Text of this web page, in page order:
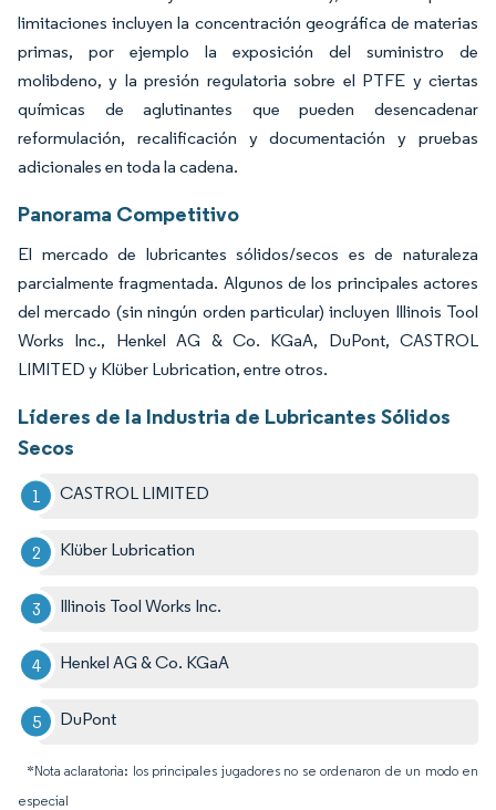
limitaciones incluyen la concentración geográfica de materias
primas, por ejemplo la exposición del suministro de
molibdeno, y la presión regulatoria sobre el PTFE y ciertas
químicas de aglutinantes que pueden desencadenar
reformulación, recalificación y documentación y pruebas
adicionales en toda la cadena.
Panorama Competitivo
El mercado de lubricantes sólidos/secos es de naturaleza
parcialmente fragmentada. Algunos de los principales actores
del mercado (sin ningún orden particular) incluyen Illinois Tool
Works Inc., Henkel AG & Co. KGaA, DuPont, CASTROL
LIMITED y Klüber Lubrication, entre otros.
Líderes de la Industria de Lubricantes Sólidos
Secos
CASTROL LIMITED
Klüber Lubrication
Illinois Tool Works Inc.
Henkel AG & Co. KGaA
DuPont
*Nota aclaratoria: los principales jugadores no se ordenaron de un modo en
especial